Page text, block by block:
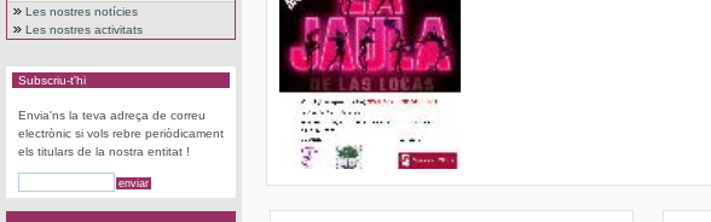
Les nostres notícies
Les nostres activitats
Subscriu-t'hi
Envia'ns la teva adreça de correu
electrònic si vols rebre periòdicament
els titulars de la nostra entitat !